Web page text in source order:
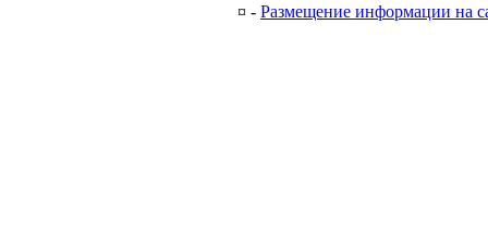
¤ - Размещение информации на